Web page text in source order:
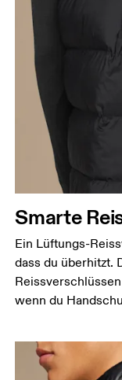
Smarte
Ein Lüftungs-
dass du überhitzt.
wenn du